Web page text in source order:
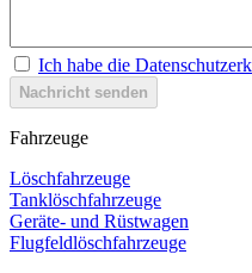
Ich habe die
Nachricht senden
Fahrzeuge
Löschfahrzeuge
Tanklöschfahrzeuge
Geräte- und Rüstwagen
Flugfeldlöschfahrzeuge